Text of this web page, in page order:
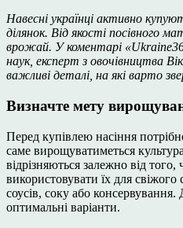
Навесні українці активно
ділянок. Від якості посівного
врожай. У коментарі
наук, експерт з овочівництва
важливі деталі, на які варто
Визначте мету
Перед купівлею насіння
саме вирощуватиметься
відрізняються залежно від
використовувати їх для
соусів, соку або
оптимальні варіанти.